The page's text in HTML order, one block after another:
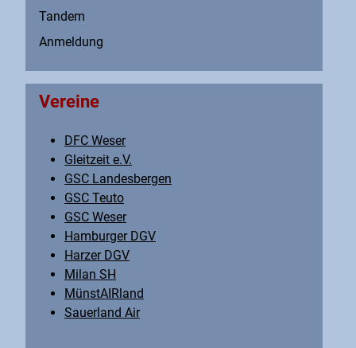
Tandem
Anmeldung
Vereine
DFC Weser
Gleitzeit e.V.
GSC Landesbergen
GSC Teuto
GSC Weser
Hamburger DGV
Harzer DGV
Milan SH
MünstAIRland
Sauerland Air